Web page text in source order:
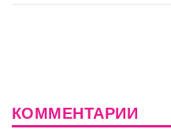
КОММЕНТАРИИ